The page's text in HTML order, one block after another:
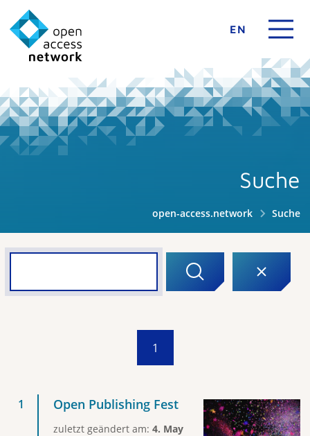
EN
Suche
open-access.network Suche
1
Open Publishing Fest
zuletzt geändert am: 4. May